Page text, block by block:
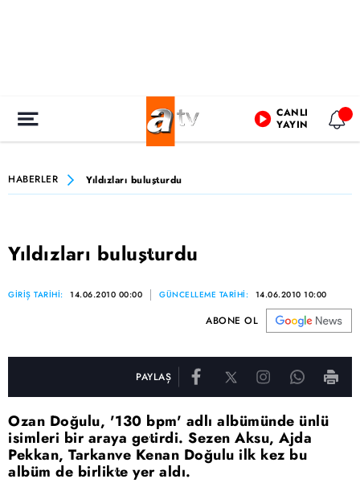
CANLI
YAYIN
HABERLER Yıldızları buluşturdu
Yıldızları buluşturdu
GİRİŞ TARİHİ: 14.06.2010 00:00 GÜNCELLEME TARİHİ: 14.06.2010 10:00
ABONE OL
PAYLAŞ
Ozan Doğulu, '130 bpm' adlı albümünde ünlü
isimleri bir araya getirdi. Sezen Aksu, Ajda
Pekkan, Tarkanve Kenan Doğulu ilk kez bu
albüm de birlikte yer aldı.